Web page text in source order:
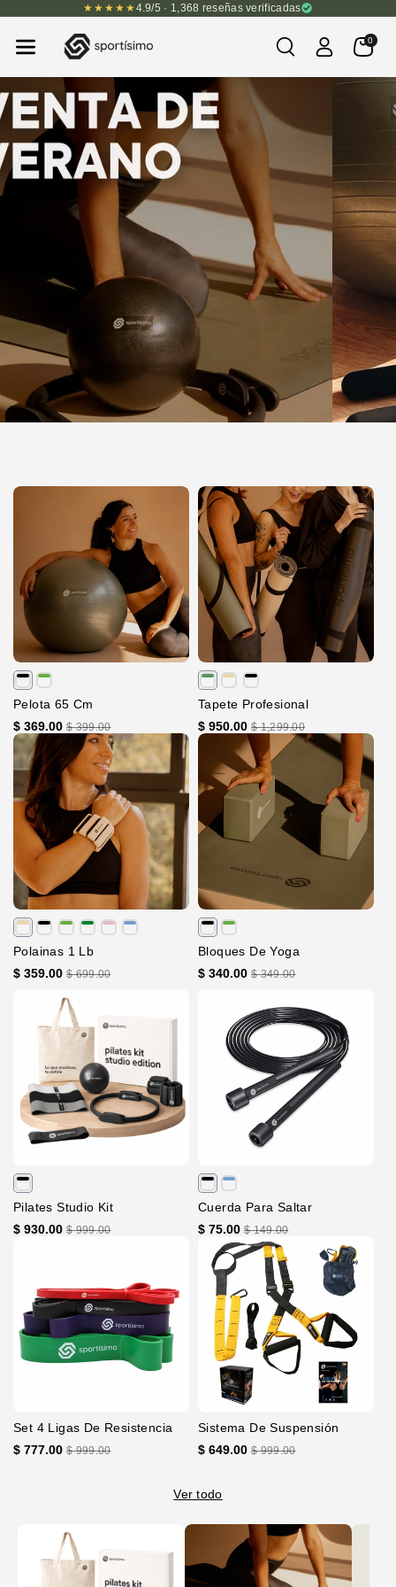
Nte Al Cont
Enido
★★★★★4.9/5 · 1,368 reseñas verificadas
0
Pelota 65 Cm
$ 369.00 $ 399.00
Polainas 1 Lb
$ 359.00 $ 699.00
Tapete Profesional
$ 950.00 $ 1,299.00
Bloques De Yoga
$ 340.00 $ 349.00
Pilates Studio Kit
$ 930.00 $ 999.00
Set 4 Ligas De Resistencia
$ 777.00 $ 999.00
Cuerda Para Saltar
$ 75.00 $ 149.00
Sistema De Suspensión
$ 649.00 $ 999.00
Ver todo
Información